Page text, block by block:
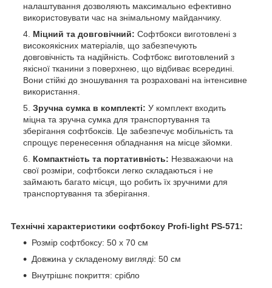
налаштування дозволяють максимально ефективно
використовувати час на знімальному майданчику.
Міцний та довговічний: Софтбокси виготовлені з
високоякісних матеріалів, що забезпечують
довговічність та надійність. Софтбокс виготовлений з
якісної тканини з поверхнею, що відбиває всередині.
Вони стійкі до зношування та розраховані на інтенсивне
використання.
Зручна сумка в комплекті: У комплект входить
міцна та зручна сумка для транспортування та
зберігання софтбоксів. Це забезпечує мобільність та
спрощує перенесення обладнання на місце зйомки.
Компактність та портативність: Незважаючи на
свої розміри, софтбокси легко складаються і не
займають багато місця, що робить їх зручними для
транспортування та зберігання.
Технічні характеристики софтбоксу Profi-light PS-571:
Розмір софтбоксу: 50 х 70 см
Довжина у складеному вигляді: 50 см
Внутрішнє покриття: срібло